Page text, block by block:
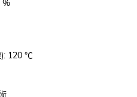
%
): 120 ℃